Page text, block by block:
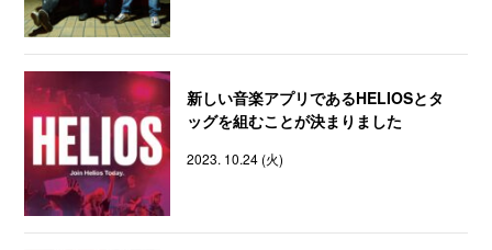
新しい音楽アプリであるHELIOSとタ
ッグを組むことが決まりました
2023. 10.24 (火)